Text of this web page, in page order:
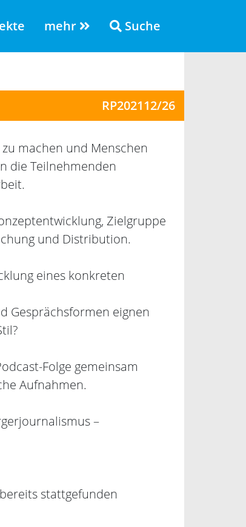
mehr Suche
RP202112/26
machen und Menschen
die Teilnehmenden
Zielgruppe
und Distribution.
eines konkreten
Gesprächsformen eignen
Folge gemeinsam
Aufnahmen.
–
stattgefunden